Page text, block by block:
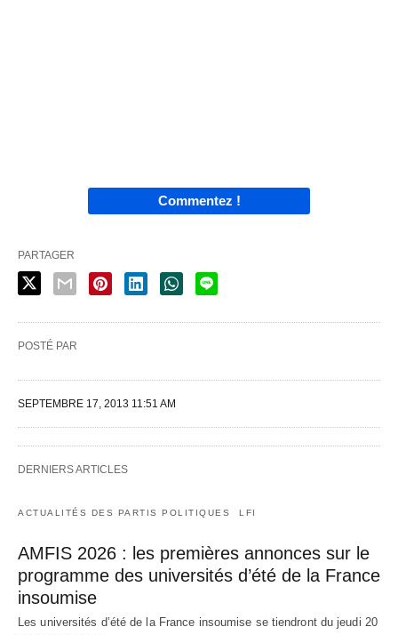
Commentez !
PARTAGER
POSTÉ PAR
SEPTEMBRE 17, 2013 11:51 AM
DERNIERS ARTICLES
ACTUALITÉS DES PARTIS POLITIQUES LFI
AMFIS 2026 : les premières annonces sur le
programme des universités d’été de la France
insoumise
Les universités d’été de la France insoumise se tiendront du jeudi 20